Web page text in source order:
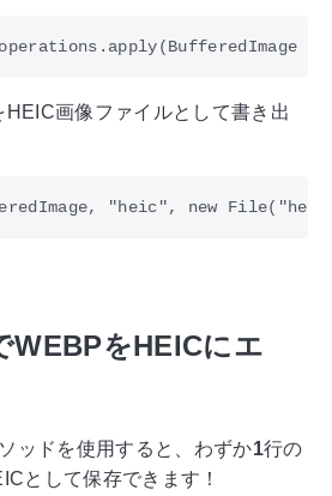
HEIC画像ファイルとして書き出
WEBPをHEICにエ
ッドを使用すると、わずか1行の
として保存できます！